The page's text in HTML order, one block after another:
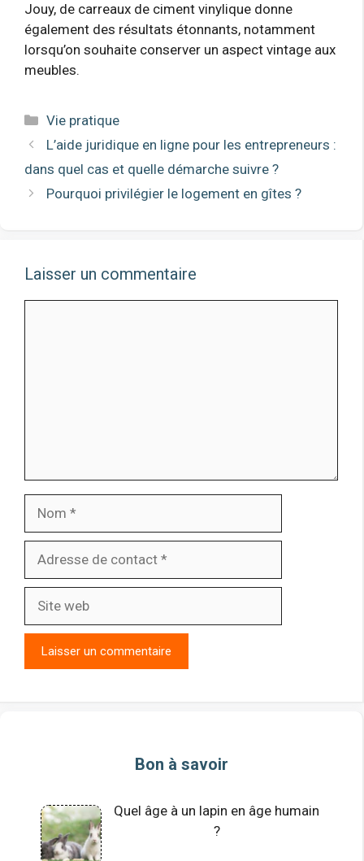
Jouy, de carreaux de ciment vinylique donne
également des résultats étonnants, notamment
lorsqu’on souhaite conserver un aspect vintage aux
meubles.
Catégories
Vie pratique
L’aide juridique en ligne pour les entrepreneurs :
dans quel cas et quelle démarche suivre ?
Pourquoi privilégier le logement en gîtes ?
Laisser un commentaire
contact
Bon à savoir
Quel âge à un lapin en âge humain
?